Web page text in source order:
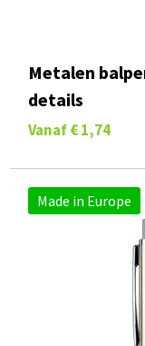
Metalen
details
Vanaf € 1,74
Made in Europe